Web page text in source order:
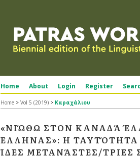
Home About Login Register
Home > Vol 5 (2019) > Καραχάλιου
«ΝΙΏΘΩ ΣΤΟΝ ΚΑΝΑΔΆ
ΈΛΛΗΝΑΣ»: Η
ΊΔΕΣ ΜΕΤΑΝΆΣΤΕΣ/